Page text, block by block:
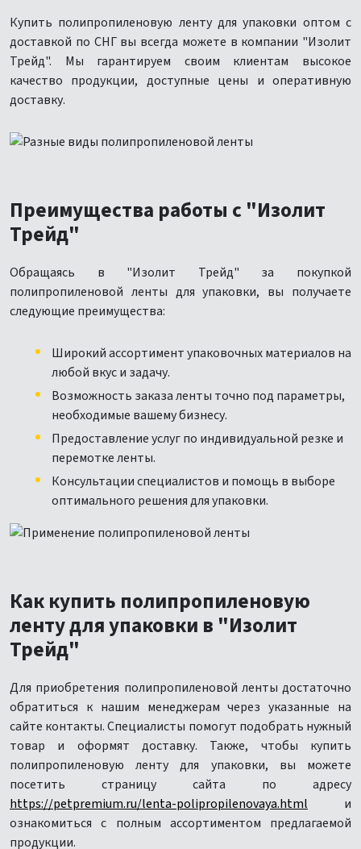
Купить полипропиленовую ленту для упаковки оптом с
доставкой по СНГ вы всегда можете в компании "Изолит
Трейд". Мы гарантируем своим клиентам высокое
качество продукции, доступные цены и оперативную
доставку.
Преимущества работы с "Изолит
Трейд"
Обращаясь в "Изолит Трейд" за покупкой
полипропиленовой ленты для упаковки, вы получаете
следующие преимущества:
Широкий ассортимент упаковочных материалов на
любой вкус и задачу.
Возможность заказа ленты точно под параметры,
необходимые вашему бизнесу.
Предоставление услуг по индивидуальной резке и
перемотке ленты.
Консультации специалистов и помощь в выборе
оптимального решения для упаковки.
Как купить полипропиленовую
ленту для упаковки в "Изолит
Трейд"
Для приобретения полипропиленовой ленты достаточно
обратиться к нашим менеджерам через указанные на
сайте контакты. Специалисты помогут подобрать нужный
товар и оформят доставку. Также, чтобы купить
полипропиленовую ленту для упаковки, вы можете
посетить страницу сайта по адресу
https://petpremium.ru/lenta-polipropilenovaya.html и
ознакомиться с полным ассортиментом предлагаемой
продукции.